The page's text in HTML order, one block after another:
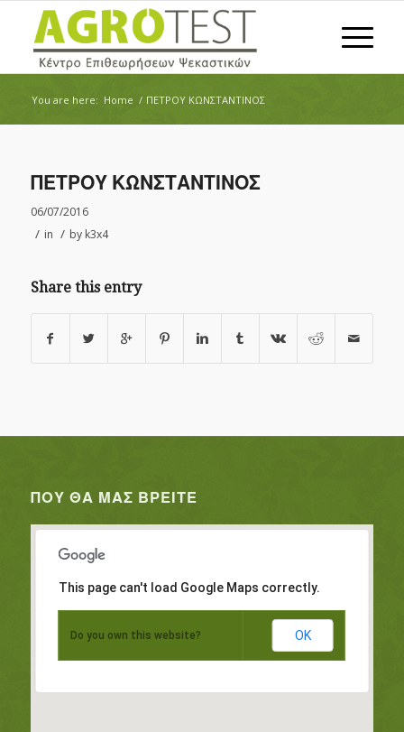
You are here: Home / ΠΕΤΡΟΥ ΚΩΝΣΤΑΝΤΙΝΟΣ
ΠΕΤΡΟΥ ΚΩΝΣΤΑΝΤΙΝΟΣ
06/07/2016
/ in / by k3x4
Share this entry
ΠΟΥ ΘΑ ΜΑΣ ΒΡΕΊΤΕ
This page can't load Google Maps correctly.
Do you own this website? OK